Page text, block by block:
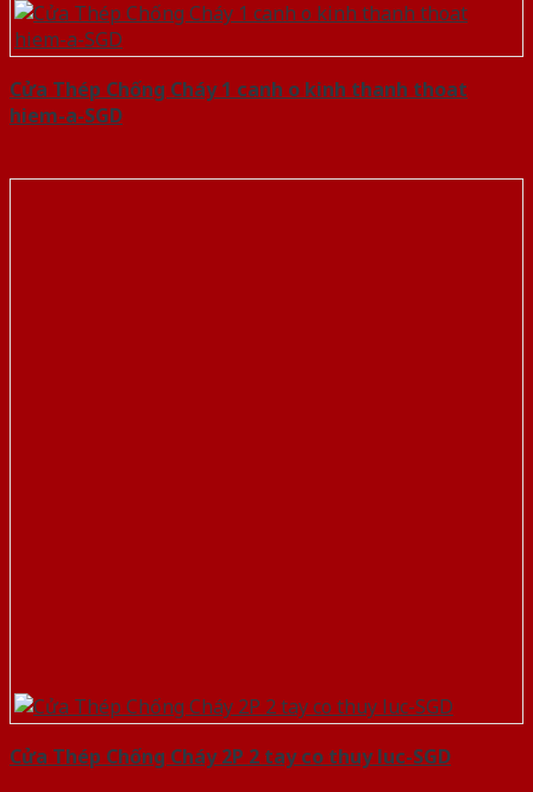
Cửa Thép Chống Cháy 1 canh o kinh thanh thoat
hiem-a-SGD
Cửa Thép Chống Cháy 2P 2 tay co thuy luc-SGD